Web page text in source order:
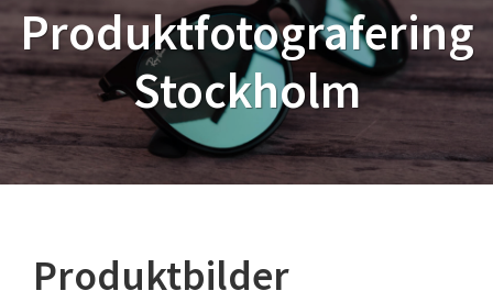
Produktfotografering
Stockholm
Produktbilder